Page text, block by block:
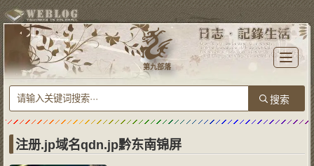
T
o
l
e
n
i
第九部落
注册.jp域名qdn.jp黔东南锦屏